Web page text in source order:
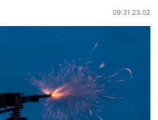
09:31 23.02